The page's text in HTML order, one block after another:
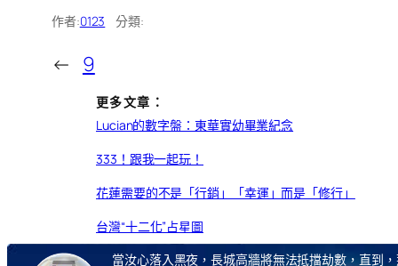
作者:0123 分類:
← 9
更多文章：
Lucian的數字盤：東華實幼畢業紀念
333！跟我一起玩！
花蓮需要的不是「行銷」「幸運」而是「修行」
台灣“十二化”占星圖
當汝心落入黑夜，長城高牆將無法抵擋劫數，直到